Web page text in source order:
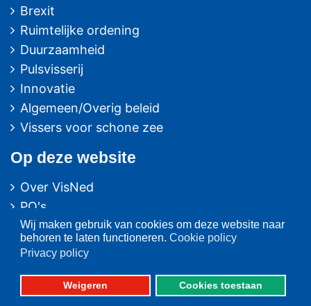
Wij maken gebruik van cookies om deze website naar
behoren te laten functioneren. Cookie policy
Privacy policy
Weigeren Cookies toestaan
Brexit
Ruimtelijke ordening
Duurzaamheid
Pulsvisserij
Innovatie
Algemeen/Overig beleid
Vissers voor schone zee
Op deze website
Over VisNed
PO's
Vertegenwoordiging
Contact
Contactinformatie